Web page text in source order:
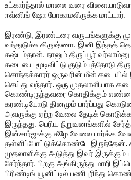
உட்கார்ந்தால் மாலை வரை
ஈவ்னிங் ஷோ போகாமலிருக்க மாட்டார்.
இரண்டு, இரண்டரை வருடங்களுக்கு
வந்துடுச்சு கிருஷ்ணா. இனி இந்தத்
கஷ்டம்தான். நானும் திருப்பூர்
கடையை மூடிவிட்டு குடும்பத்தோடு
சொந்தக்காரர் ஒருவரின் மீன் கடையில்
செய்து வந்தார். ஒரு முதலாளியாக
கொண்டிருந்தவரை கொதிக்கும்
கரண்டியோடு தினமும் பார்ப்பது
அவருக்கு ஏற்ற வேலை தேடிக்
இருந்தது. பெரிய நிறுவனங்களில்
இன்சார்ஜுக்கு கீழே வேலை பார்க்க
தள்ளிப்போட்டுக்கொண்டே இருந்தேன்.
முதலாளிக்கு அடுத்து இவர்
சேர்ந்தார். பிறகு அங்கிருந்து மாறி
பிரிண்டிங் யூனிட்டில் பணிபுரிந்து